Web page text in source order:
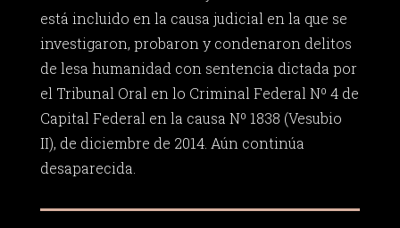
está incluido en la causa judicial en la que se
investigaron, probaron y condenaron delitos
de lesa humanidad con sentencia dictada por
el Tribunal Oral en lo Criminal Federal Nº 4 de
Capital Federal en la causa Nº 1838 (Vesubio
II), de diciembre de 2014. Aún continúa
desaparecida.